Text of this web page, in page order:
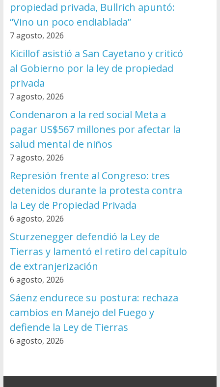
propiedad privada, Bullrich apuntó:
“Vino un poco endiablada”
7 agosto, 2026
Kicillof asistió a San Cayetano y criticó
al Gobierno por la ley de propiedad
privada
7 agosto, 2026
Condenaron a la red social Meta a
pagar US$567 millones por afectar la
salud mental de niños
7 agosto, 2026
Represión frente al Congreso: tres
detenidos durante la protesta contra
la Ley de Propiedad Privada
6 agosto, 2026
Sturzenegger defendió la Ley de
Tierras y lamentó el retiro del capítulo
de extranjerización
6 agosto, 2026
Sáenz endurece su postura: rechaza
cambios en Manejo del Fuego y
defiende la Ley de Tierras
6 agosto, 2026